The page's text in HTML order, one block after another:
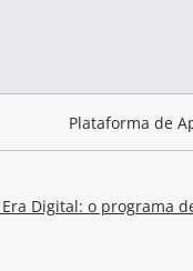
Plataforma de
Digital: o programa